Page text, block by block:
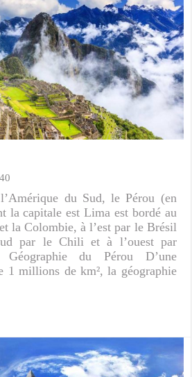
du Sud, le Pérou (en
la capitale est Lima est bordé au
la Colombie, à l’est par le Brésil
par le Chili et à l’ouest par
Géographie du Pérou D’une
1 millions de km², la géographie